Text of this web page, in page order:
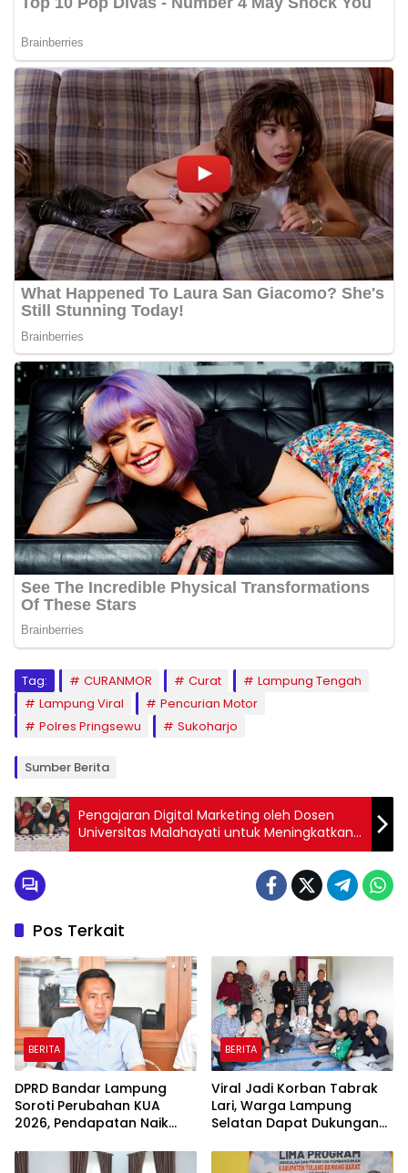
Tag: CURANMOR Curat
Lampung Tengah
Lampung Viral
Pencurian Motor
Polres Pringsewu
Sukoharjo
Sumber Berita
Pengajaran Digital Marketing oleh Dosen
Universitas Malahayati untuk Meningkatkan
Kelas UMKM Batik Lampung
Pos Terkait
BERITA
DPRD Bandar Lampung
Soroti Perubahan KUA
2026, Pendapatan Naik
Dipangkas
BERITA
Viral Jadi Korban Tabrak
Lari, Warga Lampung
Selatan Dapat Dukungan
Influencer